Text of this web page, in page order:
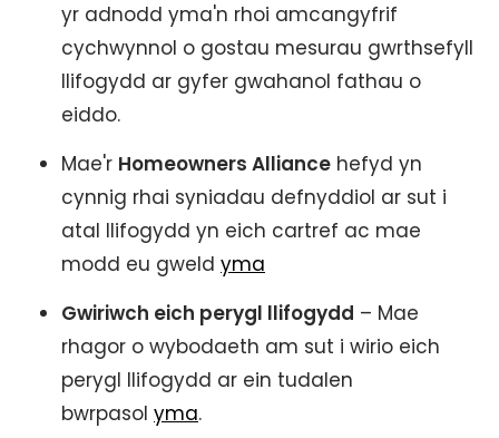
yr adnodd yma'n rhoi amcangyfrif
cychwynnol o gostau mesurau gwrthsefyll
llifogydd ar gyfer gwahanol fathau o
eiddo.
Mae'r Homeowners Alliance hefyd yn
cynnig rhai syniadau defnyddiol ar sut i
atal llifogydd yn eich cartref ac mae
modd eu gweld yma
Gwiriwch eich perygl llifogydd – Mae
rhagor o wybodaeth am sut i wirio eich
perygl llifogydd ar ein tudalen
bwrpasol yma.